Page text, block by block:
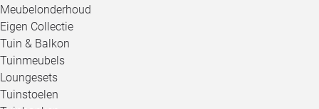
Meubelonderhoud
Eigen Collectie
Tuin & Balkon
Tuinmeubels
Loungesets
Tuinstoelen